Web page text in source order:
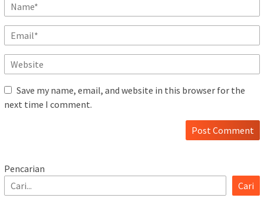
Save my name, email, and website in this browser for the
next time I comment.
Pencarian
Cari